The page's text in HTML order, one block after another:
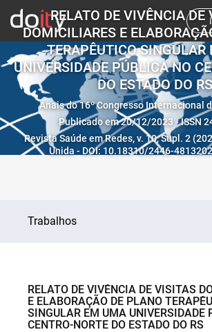
RELATO DE VIVÊNCIA DE
DOMICILIARES E
TERAPÊUTICO SINGULAR
UNIVERSIDADE PÚBLICA NO
DO ESTADO DO RS
Anais do 16º Congresso Internacional
Publicado em 20/12/2023 - ISSN
Revista Saúde em Redes, v. 10, Supl. 2
Unida - DOI: 10.18310/2446-
Trabalhos
RELATO DE VIVÊNCIA DE VISITAS
E ELABORAÇÃO DE PLANO
SINGULAR EM UMA UNIVERSIDADE
CENTRO-NORTE DO ESTADO DO RS